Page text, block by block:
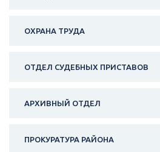
ОХРАНА ТРУДА
ОТДЕЛ СУДЕБНЫХ ПРИСТАВОВ
АРХИВНЫЙ ОТДЕЛ
ПРОКУРАТУРА РАЙОНА